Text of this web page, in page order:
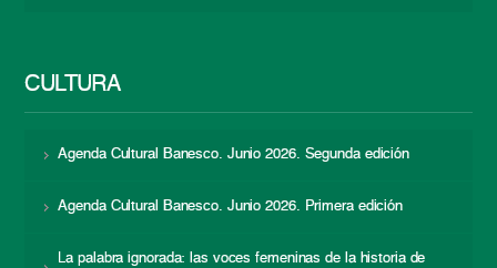
CULTURA
Agenda Cultural Banesco. Junio 2026. Segunda edición
Agenda Cultural Banesco. Junio 2026. Primera edición
La palabra ignorada: las voces femeninas de la historia de